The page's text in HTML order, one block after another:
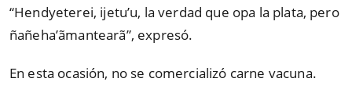
“Hendyeterei, ijetu’u, la verdad que opa la plata, pero
ñañeha’ãmantearã”, expresó.
En esta ocasión, no se comercializó carne vacuna.